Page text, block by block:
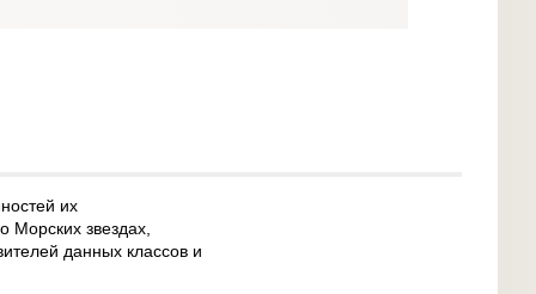
их
Морских звездах,
данных классов и